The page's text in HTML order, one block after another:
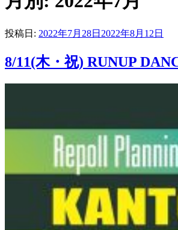
投稿日: 2022年7月28日 2022年8月12日
8/11(木・祝) RUNUP